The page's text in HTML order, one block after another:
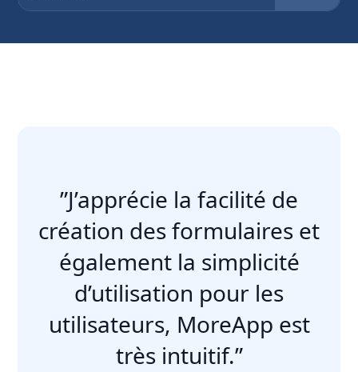
”J’apprécie la facilité de
création des formulaires et
également la simplicité
d’utilisation pour les
utilisateurs, MoreApp est
très intuitif.”